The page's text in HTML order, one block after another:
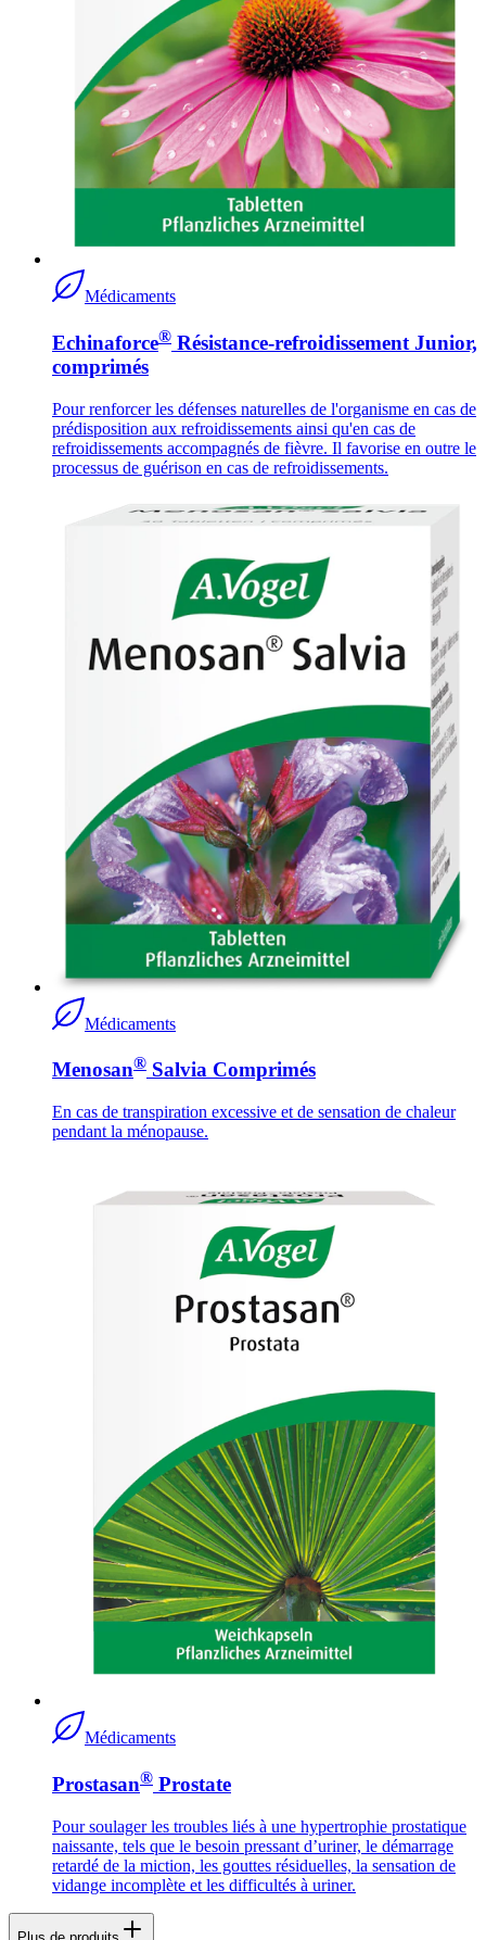
Médicaments
Echinaforce® Résistance-refroidissement Junior,
comprimés
Pour renforcer les défenses naturelles de l'organisme en cas de
prédisposition aux refroidissements ainsi qu'en cas de
refroidissements accompagnés de fièvre. Il favorise en outre le
processus de guérison en cas de refroidissements.
Médicaments
Menosan® Salvia Comprimés
En cas de transpiration excessive et de sensation de chaleur
pendant la ménopause.
Médicaments
Prostasan® Prostate
Pour soulager les troubles liés à une hypertrophie prostatique
naissante, tels que le besoin pressant d’uriner, le démarrage
retardé de la miction, les gouttes résiduelles, la sensation de
vidange incomplète et les difficultés à uriner.